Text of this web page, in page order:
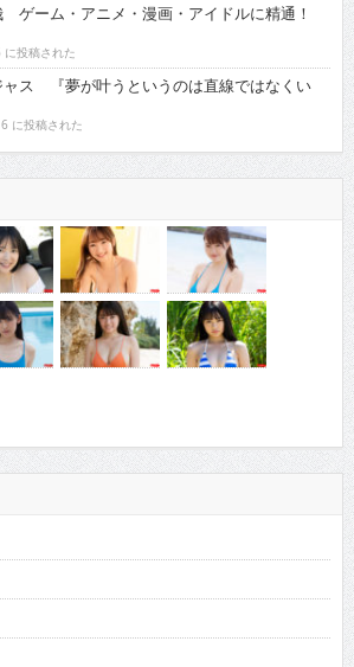
ゲーム・アニメ・漫画・アイドルに精通！
投稿された
ス 『夢が叶うというのは直線ではなくい
に投稿された